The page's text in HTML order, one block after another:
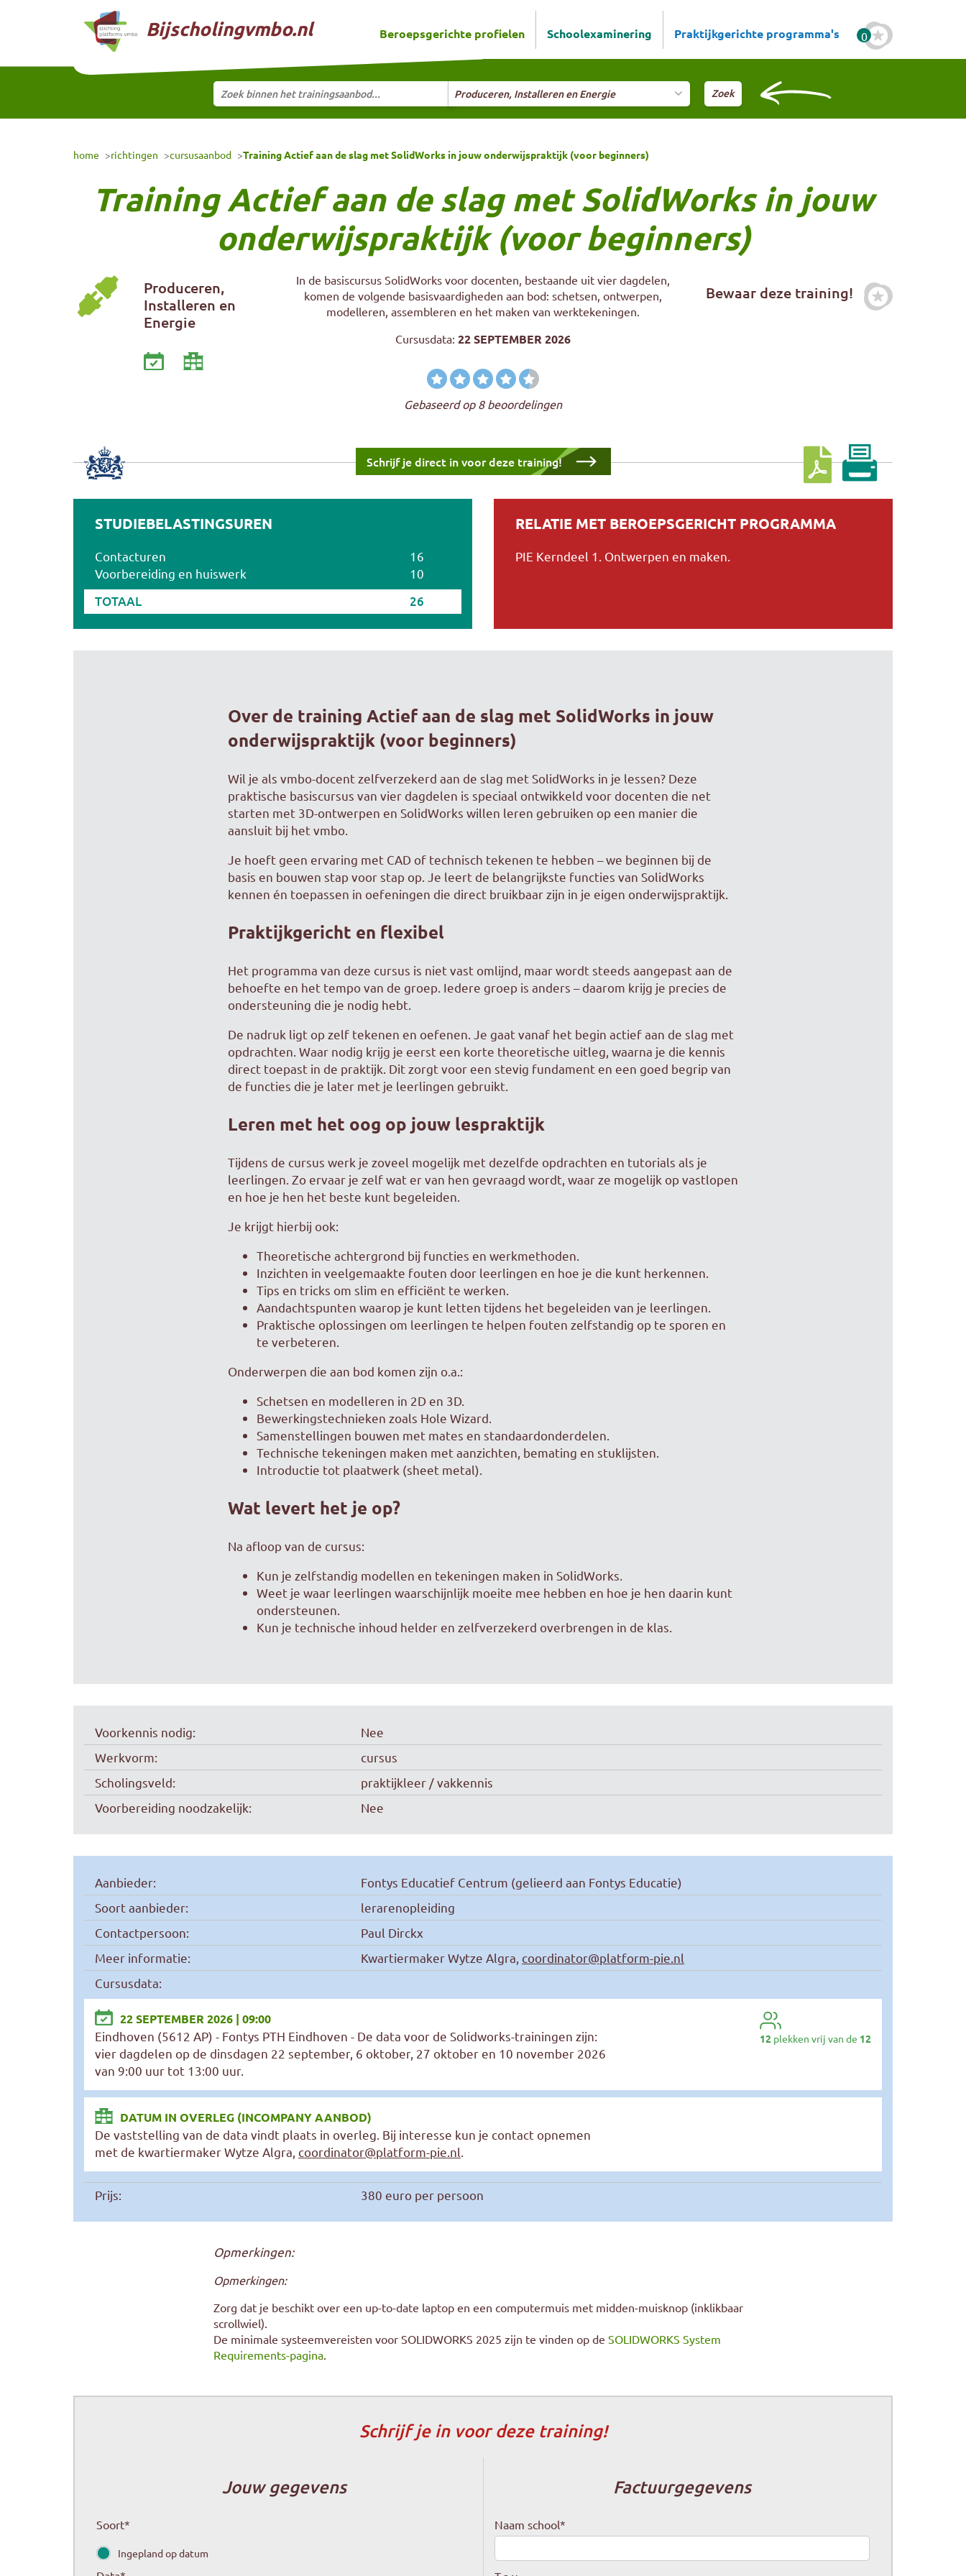
Bijscholingvmbo.nl Beroepsgerichte profielen Schoolexaminering Praktijkgerichte programma's 0
Zoek binnen het trainingsaanbod...
Selecteer training Selecteer richting
Produceren, Installeren en Energie
home richtingen cursusaanbod Training Actief aan de slag met SolidWorks in jouw onderwijspraktijk (voor beginners)
Training Actief aan de slag met SolidWorks in jouw
onderwijspraktijk (voor beginners)
Produceren,
Installeren en
Energie
In de basiscursus SolidWorks voor docenten, bestaande uit vier dagdelen,
komen de volgende basisvaardigheden aan bod: schetsen, ontwerpen,
modelleren, assembleren en het maken van werktekeningen.
Cursusdata: 22 SEPTEMBER 2026
Gebaseerd op 8 beoordelingen
Bewaar deze training!
Zet deze
Schrijf je direct in voor deze training! Download cursus
STUDIEBELASTINGSUREN
Contacturen
16
Voorbereiding en huiswerk
10
TOTAAL 26
RELATIE MET BEROEPSGERICHT PROGRAMMA
PIE Kerndeel 1. Ontwerpen en maken.
Over de training Actief aan de slag met SolidWorks in jouw
onderwijspraktijk (voor beginners)
Wil je als vmbo-docent zelfverzekerd aan de slag met SolidWorks in je lessen? Deze
praktische basiscursus van vier dagdelen is speciaal ontwikkeld voor docenten die net
starten met 3D-ontwerpen en SolidWorks willen leren gebruiken op een manier die
aansluit bij het vmbo.
Je hoeft geen ervaring met CAD of technisch tekenen te hebben – we beginnen bij de
basis en bouwen stap voor stap op. Je leert de belangrijkste functies van SolidWorks
kennen én toepassen in oefeningen die direct bruikbaar zijn in je eigen onderwijspraktijk.
Praktijkgericht en flexibel
Het programma van deze cursus is niet vast omlijnd, maar wordt steeds aangepast aan de
behoefte en het tempo van de groep. Iedere groep is anders – daarom krijg je precies de
ondersteuning die je nodig hebt.
De nadruk ligt op zelf tekenen en oefenen. Je gaat vanaf het begin actief aan de slag met
opdrachten. Waar nodig krijg je eerst een korte theoretische uitleg, waarna je die kennis
direct toepast in de praktijk. Dit zorgt voor een stevig fundament en een goed begrip van
de functies die je later met je leerlingen gebruikt.
Leren met het oog op jouw lespraktijk
Tijdens de cursus werk je zoveel mogelijk met dezelfde opdrachten en tutorials als je
leerlingen. Zo ervaar je zelf wat er van hen gevraagd wordt, waar ze mogelijk op vastlopen
en hoe je hen het beste kunt begeleiden.
Je krijgt hierbij ook:
Theoretische achtergrond bij functies en werkmethoden.
Inzichten in veelgemaakte fouten door leerlingen en hoe je die kunt herkennen.
Tips en tricks om slim en efficiënt te werken.
Aandachtspunten waarop je kunt letten tijdens het begeleiden van je leerlingen.
Praktische oplossingen om leerlingen te helpen fouten zelfstandig op te sporen en
te verbeteren.
Onderwerpen die aan bod komen zijn o.a.:
Schetsen en modelleren in 2D en 3D.
Bewerkingstechnieken zoals Hole Wizard.
Samenstellingen bouwen met mates en standaardonderdelen.
Technische tekeningen maken met aanzichten, bemating en stuklijsten.
Introductie tot plaatwerk (sheet metal).
Wat levert het je op?
Na afloop van de cursus:
Kun je zelfstandig modellen en tekeningen maken in SolidWorks.
Weet je waar leerlingen waarschijnlijk moeite mee hebben en hoe je hen daarin kunt
ondersteunen.
Kun je technische inhoud helder en zelfverzekerd overbrengen in de klas.
Voorkennis nodig:
Nee
Werkvorm:
cursus
Scholingsveld:
praktijkleer / vakkennis
Voorbereiding noodzakelijk:
Nee
Aanbieder:
Fontys Educatief Centrum (gelieerd aan Fontys Educatie)
Soort aanbieder:
lerarenopleiding
Contactpersoon:
Paul Dirckx
Meer informatie:
Kwartiermaker Wytze Algra, coordinator@platform-pie.nl
Cursusdata:
22 SEPTEMBER 2026 | 09:00
Eindhoven (5612 AP) - Fontys PTH Eindhoven - De data voor de Solidworks-trainingen zijn:
vier dagdelen op de dinsdagen 22 september, 6 oktober, 27 oktober en 10 november 2026
van 9:00 uur tot 13:00 uur.
12 plekken vrij van de 12
DATUM IN OVERLEG (INCOMPANY AANBOD)
De vaststelling van de data vindt plaats in overleg. Bij interesse kun je contact opnemen
met de kwartiermaker Wytze Algra, coordinator@platform-pie.nl
Prijs: 380 euro per persoon
Opmerkingen:
Opmerkingen:
Zorg dat je beschikt over een up-to-date laptop en een computermuis met midden-muisknop (inklikbaar
scrollwiel).
De minimale systeemvereisten voor SOLIDWORKS 2025 zijn te vinden op de SOLIDWORKS System
Requirements-pagina.
Schrijf je in voor deze training!
Jouw gegevens
Soort*
Ingepland op datum
Factuurgegevens
Naam school*